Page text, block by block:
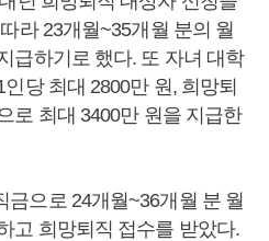
라 23개월~35개월 분의 월
급하기로 했다. 또 자녀 대학
당 최대 2800만 원, 희망퇴
로 최대 3400만 원을 지급한
금으로 24개월~36개월 분 월
고 희망퇴직 접수를 받았다.